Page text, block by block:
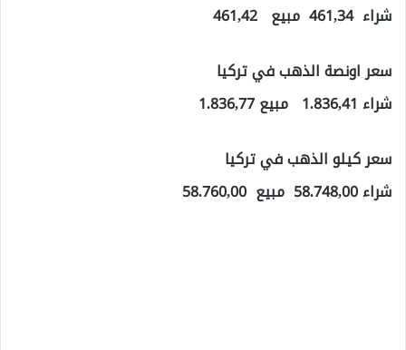
شراء 461,34 مبيع 461,42
سعر اونصة الذهب في تركيا
شراء 1.836,41 مبيع 1.836,77
سعر كيلو الذهب في تركيا
شراء 58.748,00 مبيع 58.760,00